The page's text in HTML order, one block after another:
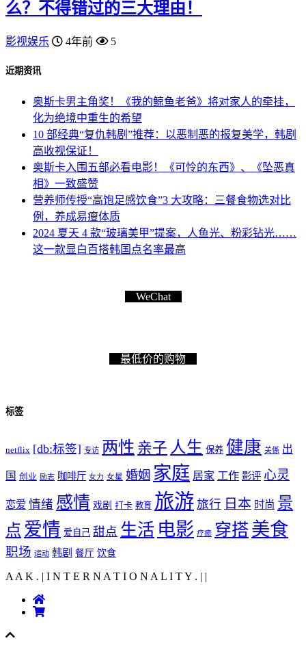
么？不得错过的三大理由！
影视娱乐 4年前 5
近期资讯
奥斯卡男主角奖！《我的鲸鱼老爸》将对家人的牵挂，
化为绝境中重生的希望
10 部经典“复仇韩剧”推荐：以恶制恶的报复美学，韩剧
高收视保证！
奥斯卡入围五部必看电影！《可怜的东西》、《坠恶真
相》一致盛赞
营养师传授“高饱足感饮食”3 大攻略：三餐食物选对比
例，养成易瘦体质
2024 夏天 4 款“玻璃美甲”提案，人鱼光、粉彩钻光……
这一款显白百搭韩国点名率最高
WeChat
最低价的购物
标签
netflix [db:标签] 专访 两性 亲子 人生 保养 健康 关係 出
国 创业 励志 咖啡厅 女力 女星 婚姻 家庭 居家 工作 影评 心灵
恋爱 情绪 感情 戏剧 打卡 教育 旅游 旅行 日本 时尚 景
点 爱情 爱自己 甜点 生活 电影 疗癒 穿搭美食
职场 运动 韩剧 餐厅 饮食
A A K . | I N T E R N A T I O N A L I T Y . | |